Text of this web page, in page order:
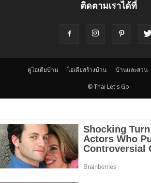
ติดตามเราได้ที่
ดูไอเดียบ้าน ไอเดียสร้างบ้าน บ้านและสวน
© Thai Let's Go